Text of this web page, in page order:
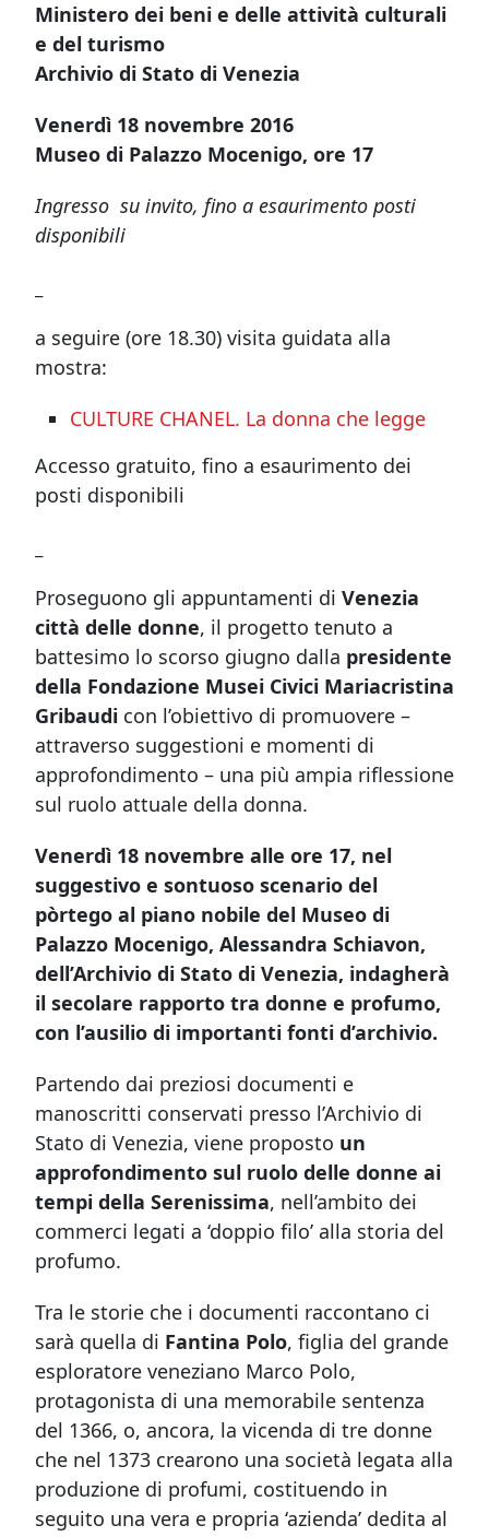
Ministero dei beni e delle attività culturali
e del turismo
Archivio di Stato di Venezia
Venerdì 18 novembre 2016
Museo di Palazzo Mocenigo, ore 17
Ingresso su invito, fino a esaurimento posti
disponibili
a seguire (ore 18.30) visita guidata alla
mostra:
CULTURE CHANEL. La donna che legge
Accesso gratuito, fino a esaurimento dei
posti disponibili
Proseguono gli appuntamenti di Venezia
città delle donne, il progetto tenuto a
battesimo lo scorso giugno dalla presidente
della Fondazione Musei Civici Mariacristina
Gribaudi con l’obiettivo di promuovere –
attraverso suggestioni e momenti di
approfondimento – una più ampia riflessione
sul ruolo attuale della donna.
Venerdì 18 novembre alle ore 17, nel
suggestivo e sontuoso scenario del
pòrtego al piano nobile del Museo di
Palazzo Mocenigo, Alessandra Schiavon,
dell’Archivio di Stato di Venezia, indagherà
il secolare rapporto tra donne e profumo,
con l’ausilio di importanti fonti d’archivio.
Partendo dai preziosi documenti e
manoscritti conservati presso l’Archivio di
Stato di Venezia, viene proposto un
approfondimento sul ruolo delle donne ai
tempi della Serenissima, nell’ambito dei
commerci legati a ‘doppio filo’ alla storia del
profumo.
Tra le storie che i documenti raccontano ci
sarà quella di Fantina Polo, figlia del grande
esploratore veneziano Marco Polo,
protagonista di una memorabile sentenza
del 1366, o, ancora, la vicenda di tre donne
che nel 1373 crearono una società legata alla
produzione di profumi, costituendo in
seguito una vera e propria ‘azienda’ dedita al